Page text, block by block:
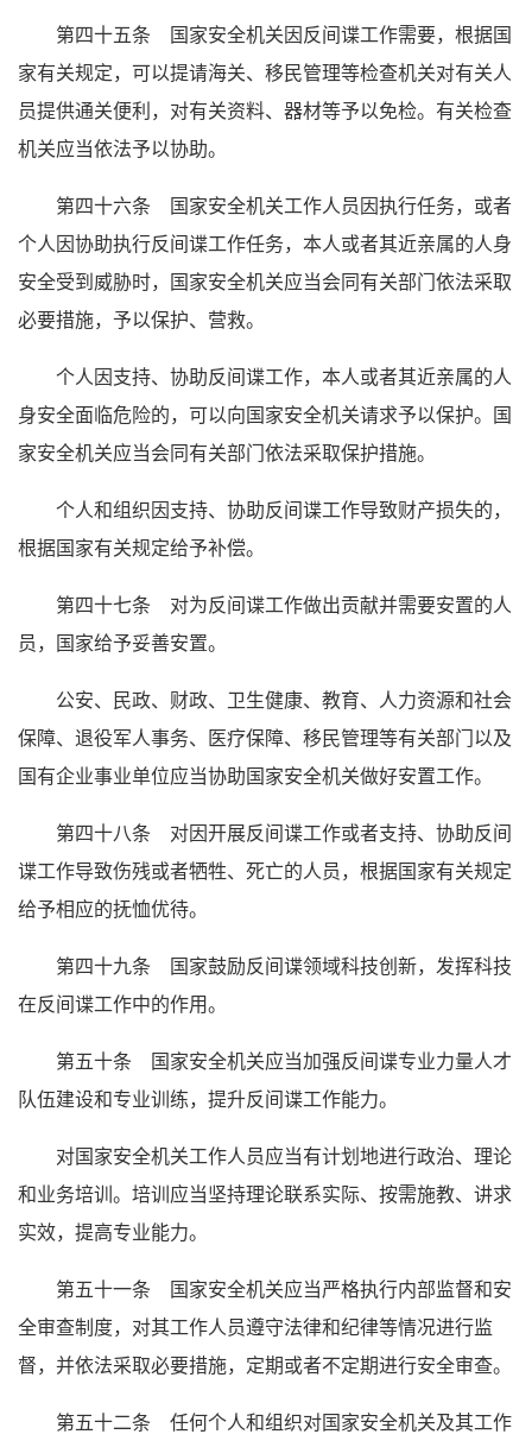
第四十五条 国家安全机关因反间谍工作需要，根据国
家有关规定，可以提请海关、移民管理等检查机关对有关人
员提供通关便利，对有关资料、器材等予以免检。有关检查
机关应当依法予以协助。
第四十六条 国家安全机关工作人员因执行任务，或者
个人因协助执行反间谍工作任务，本人或者其近亲属的人身
安全受到威胁时，国家安全机关应当会同有关部门依法采取
必要措施，予以保护、营救。
个人因支持、协助反间谍工作，本人或者其近亲属的人
身安全面临危险的，可以向国家安全机关请求予以保护。国
家安全机关应当会同有关部门依法采取保护措施。
个人和组织因支持、协助反间谍工作导致财产损失的，
根据国家有关规定给予补偿。
第四十七条 对为反间谍工作做出贡献并需要安置的人
员，国家给予妥善安置。
公安、民政、财政、卫生健康、教育、人力资源和社会
保障、退役军人事务、医疗保障、移民管理等有关部门以及
国有企业事业单位应当协助国家安全机关做好安置工作。
第四十八条 对因开展反间谍工作或者支持、协助反间
谍工作导致伤残或者牺牲、死亡的人员，根据国家有关规定
给予相应的抚恤优待。
第四十九条 国家鼓励反间谍领域科技创新，发挥科技
在反间谍工作中的作用。
第五十条 国家安全机关应当加强反间谍专业力量人才
队伍建设和专业训练，提升反间谍工作能力。
对国家安全机关工作人员应当有计划地进行政治、理论
和业务培训。培训应当坚持理论联系实际、按需施教、讲求
实效，提高专业能力。
第五十一条 国家安全机关应当严格执行内部监督和安
全审查制度，对其工作人员遵守法律和纪律等情况进行监
督，并依法采取必要措施，定期或者不定期进行安全审查。
第五十二条 任何个人和组织对国家安全机关及其工作